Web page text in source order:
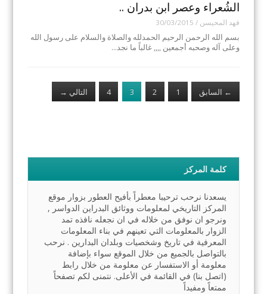
الشُعراء وعصر ابن بدران ..
فهد المحيسن /
30/03/2015
بسم الله الرحمن الرحيم الحمدلله والصلاة والسلام على رسول الله
وعلى آله وصحبه أجمعين ,,,, غالباً ما نجد…
← السابق 1
2
3
4 التالي →
كلمة المركز
يسعدنا نرحب ترحيبا معطراً بأفيح العطور بزوار موقع
المركز التاريخي لمعلومات ووثائق البدراين الدواسر ,
ونرجو ان نوفق من خلاله في ان نجعله نافذه تمد
الزوار بالمعلومات التي تعينهم في بناء المعلومات
المعرفية في تاريخ وشخصيات وبلدان البدارين . نرحب
بالتواصل بالجميع من خلال الموقع سواء بإضافة
معلومة أو الاستفسار عن معلومة من خلال رابط
(اتصل بنا) في القائمة في الأعلى. نتمنى لكم تصفحاً
ممتعاً ومفيداً